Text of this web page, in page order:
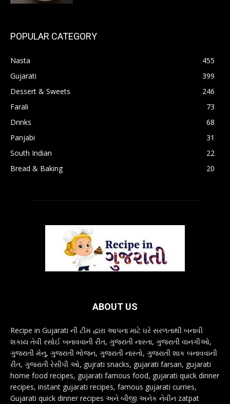
POPULAR CATEGORY
Nasta
455
Gujarati
399
Dessert & Sweets
246
Farali
73
Drinks
68
Panjabi
31
South Indian
22
Bread & Baking
20
ABOUT US
Recipe in Gujarati ની ટીમ દ્વારા આપના માટે ઘરે સરળતાથી બનાવી
શકાય તેવી રસોઈ બનાવવાની રીત, ગુજરાતી નાસ્તા, ગુજરાતી વાનગીઓ,
ગુજરાતી મેનુ, ગુજરાતી ભોજન, ગુજરાતી નાસ્તો, ગુજરાતી શાક બનાવવાની
રીત, ગુજરાતી રેસીપી ઓ, gujrati snacks, gujarati farsan, gujarati
home food recipes, gujarati famous food, gujarati quick dinner
recipes, instant gujarati recipes, famous gujarati curries,
Gujarati quick dinner recipes અને બીજી અનેક નેવીન zatpat